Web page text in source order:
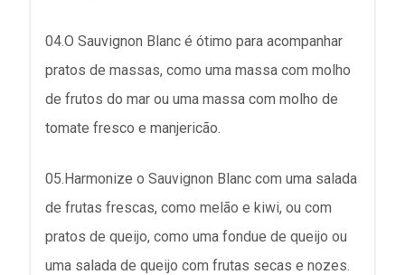
04.O Sauvignon Blanc é ótimo para acompanhar
pratos de massas, como uma massa com molho
de frutos do mar ou uma massa com molho de
tomate fresco e manjericão.
05.Harmonize o Sauvignon Blanc com uma salada
de frutas frescas, como melão e kiwi, ou com
pratos de queijo, como uma fondue de queijo ou
uma salada de queijo com frutas secas e nozes.